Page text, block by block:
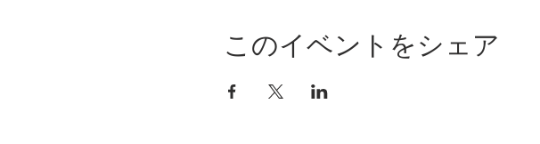
このイベントをシェア